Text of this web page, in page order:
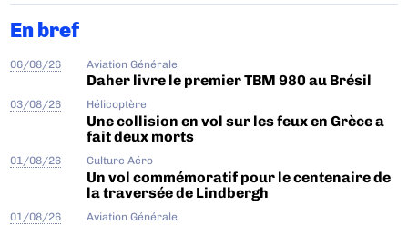
En bref
06/08/26 Aviation Générale
Daher livre le premier TBM 980 au Brésil
03/08/26 Hélicoptère
Une collision en vol sur les feux en Grèce a
fait deux morts
01/08/26 Culture Aéro
Un vol commémoratif pour le centenaire de
la traversée de Lindbergh
01/08/26 Aviation Générale